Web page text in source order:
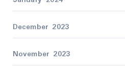
December 2023
November 2023